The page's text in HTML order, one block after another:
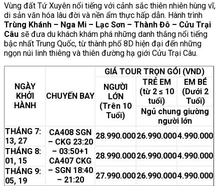
Vùng đất Tứ Xuyên nổi tiếng với cảnh sắc thiên nhiên hùng vĩ,
di sản văn hóa lâu đời và nền ẩm thực hấp dẫn. Hành trình
Trùng Khánh – Nga Mi – Lạc Sơn – Thành Đô – Cửu Trại
Câu sẽ đưa du khách khám phá những danh thắng nổi tiếng
bậc nhất Trung Quốc, từ thành phố 8D hiện đại đến những
ngọn núi linh thiêng và thiên đường hạ giới Cửu Trại Câu.
NGÀY
KHỞI
HÀNH
CHUYẾN BAY
GIÁ TOUR TRỌN GÓI (VND)
NGƯỜI
LỚN
(Trên 10
Tuổi)
TRẺ EM
(từ 2 ≤ 10
tuổi)
EM BÉ
(Dưới 2
Tuổi)
Ngủ chung giường
người lớn
THÁNG 7:
13, 27
CA408 SGN
– CKG 23:20
– 03:50+1
CA407 CKG
– SGN 18:40
– 21:20
28.990.00026.990.0004.990.000
THÁNG 8:
01, 15
28.990.00026.990.0004.990.000
THÁNG 9:
05, 19
27.990.00026.990.0004.990.000